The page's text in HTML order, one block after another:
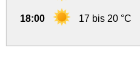
18:00 17 bis 20 °C